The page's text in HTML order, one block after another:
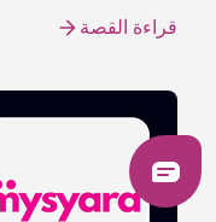
قراءة القصة